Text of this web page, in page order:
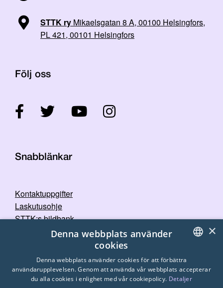
STTK ry Mikaelsgatan 8 A, 00100 Helsingfors,
PL 421, 00101 Helsingfors
Följ oss
Snabblänkar
Kontaktuppgifter
Laskutusohje
STTK:s bildbank
Dataskyddspolicy
FINNISH
ENGLISH
×
Denna webbplats använder
cookies
Denna webbplats använder cookies för att förbättra
användarupplevelsen. Genom att använda vår webbplats accepterar
du alla cookies i enlighet med vår cookiepolicy. Detaljer